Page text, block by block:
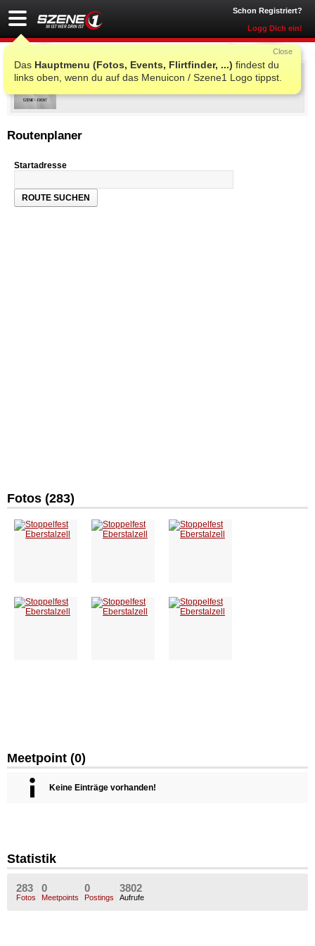
Schon Registriert?
Logg Dich ein!
Das Hauptmenu (Fotos, Events, Flirtfinder, ...) findest du
links oben, wenn du auf das Menuicon / Szene1 Logo tippst.
Close
Stoppelfest Eberstalzell
Routenplaner
Startadresse
ROUTE SUCHEN
Fotos (283)
Meetpoint (0)
Keine Einträge vorhanden!
Statistik
283
Fotos
0
Meetpoints
0
Postings
3802
Aufrufe